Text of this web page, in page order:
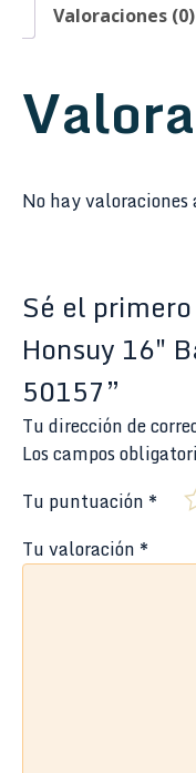
Valoraciones (0)
No hay valoraciones
Sé el
Honsuy 16″
50157”
Tu dirección de
Los campos
Tu puntuación *
Tu valoración *